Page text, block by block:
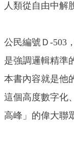
人類從自由中解
公民編號Ｄ-503
是強調邏輯精準
本書內容就是他
這個高度數字化
高峰」的偉大聯